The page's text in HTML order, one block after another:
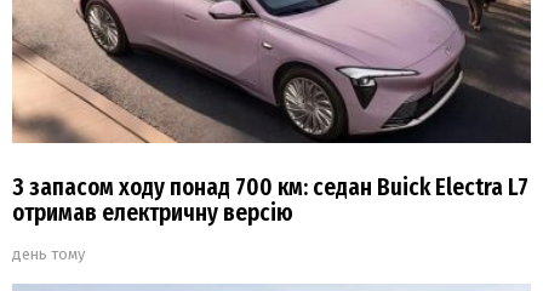
З запасом ходу понад 700 км: седан Buick Electra L7
отримав електричну версію
день тому